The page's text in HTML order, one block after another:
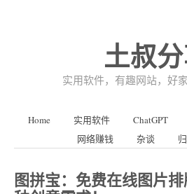
土叔
实用软件，有趣网站，好
Home 实用软件 ChatGPT
网络赚钱
杂谈
图拼宝：免费在线图片